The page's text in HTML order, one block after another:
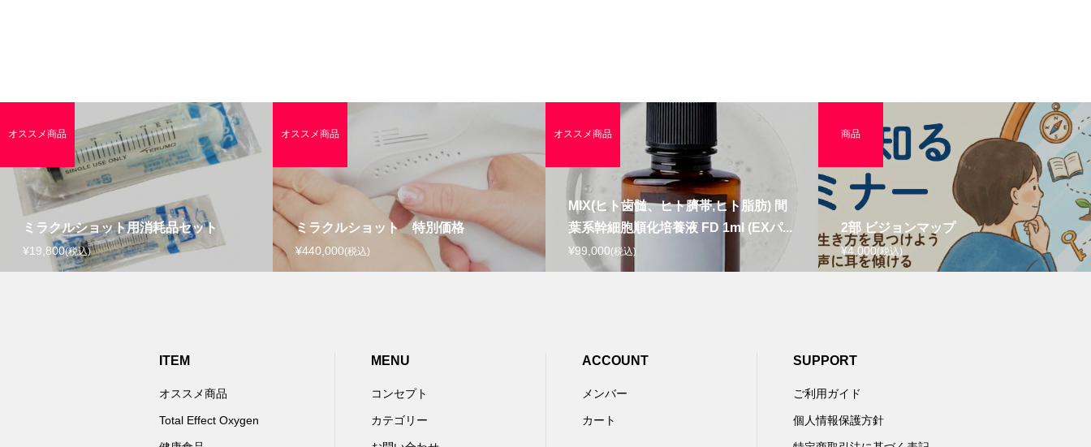
ミラクルショット用消耗品セット
¥19,800(税込)
オススメ商品
ミラクルショット 特別価格
¥440,000(税込)
オススメ商品
MIX(ヒト歯髄、ヒト臍帯,ヒト脂肪) 間
葉系幹細胞順化培養液 FD 1ml (EXパ...
¥99,000(税込)
オススメ商品
2部 ビジョンマップ
¥4,000(税込)
商品
ITEM
オススメ商品
Total Effect Oxygen
MENU
コンセプト
カテゴリー
ACCOUNT
メンバー
カート
SUPPORT
ご利用ガイド
個人情報保護方針